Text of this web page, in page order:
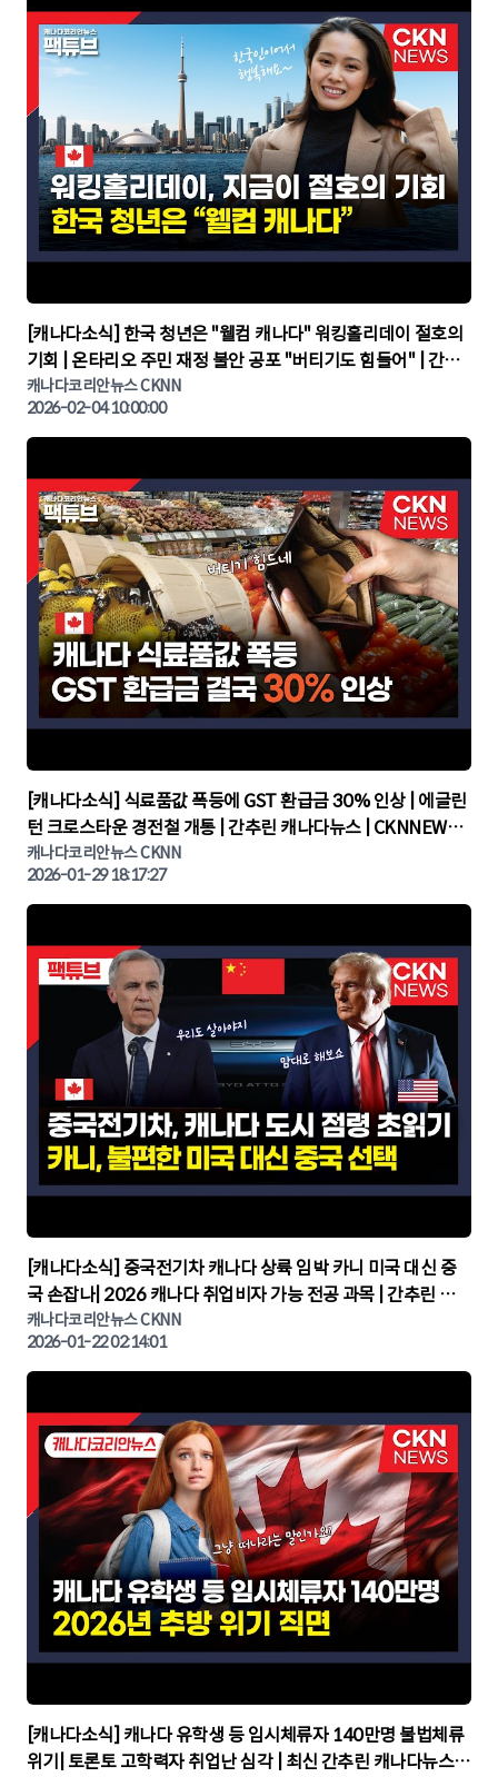
▶
[캐나다소식] 한국 청년은 "웰컴 캐나다" 워킹홀리데이 절호의
기회 | 온타리오 주민 재정 불안 공포 "버티기도 힘들어" | 간추
린 캐나다뉴스 | CKNNEWS, 캐나다코리안뉴스
캐나다코리안뉴스 CKNN
2026-02-04 10:00:00
▶
[캐나다소식] 식료품값 폭등에 GST 환급금 30% 인상 | 에글린
턴 크로스타운 경전철 개통 | 간추린 캐나다뉴스 | CKNNEWS,
캐나다코리안뉴스
캐나다코리안뉴스 CKNN
2026-01-29 18:17:27
▶
[캐나다소식] 중국전기차 캐나다 상륙 임박 카니 미국 대신 중
국 손잡나| 2026 캐나다 취업비자 가능 전공 과목 | 간추린 캐
나다뉴스 | CKNNEWS, 캐나다코리안뉴스
캐나다코리안뉴스 CKNN
2026-01-22 02:14:01
▶
[캐나다소식] 캐나다 유학생 등 임시체류자 140만명 불법체류
위기| 토론토 고학력자 취업난 심각 | 최신 간추린 캐나다뉴스 |